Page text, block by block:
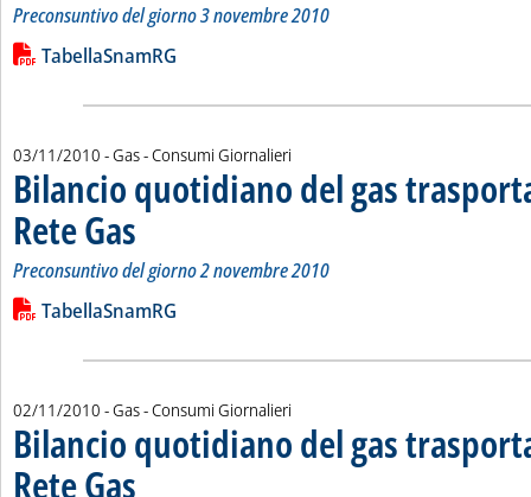
Preconsuntivo del giorno 3 novembre 2010
Leggi tutta la notizia: 'Bilancio quotidiano del gas
Lista allegati PDF alla notizia
TabellaSnamRG
03/11/2010 - Gas - Consumi Giornalieri
Bilancio quotidiano del gas
Rete Gas . Sottotitolo: Preconsuntivo del giorno 2 novembre 2010
. Pubblicata mercoledì 03 novembre 2010 alle 15.11.
Preconsuntivo del giorno 2 novembre 2010
Leggi tutta la notizia: 'Bilancio quotidiano del gas
Lista allegati PDF alla notizia
TabellaSnamRG
02/11/2010 - Gas - Consumi Giornalieri
Bilancio quotidiano del gas
Rete Gas . Sottotitolo: Preconsuntivo del giorno 1 novembre 2010
. Pubblicata martedì 02 novembre 2010 alle 15.35.